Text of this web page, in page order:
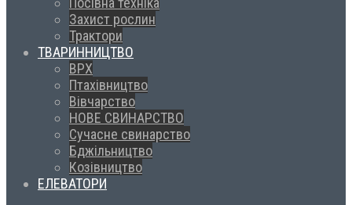
Захист рослин
Трактори
ТВАРИННИЦТВО
ВРХ
Птахівництво
Вівчарство
НОВЕ СВИНАРСТВО
Сучасне свинарство
Бджільництво
Козівництво
ЕЛЕВАТОРИ